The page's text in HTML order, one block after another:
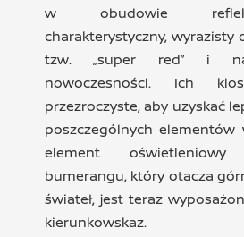
w obudowie
charakterystyczny, wyrazisty
tzw. „super red” i
nowoczesności. Ich
przezroczyste, aby uzyskać
poszczególnych elementów
element
bumerangu, który otacza
świateł, jest teraz
kierunkowskaz.